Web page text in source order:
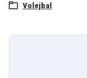
Volejbal